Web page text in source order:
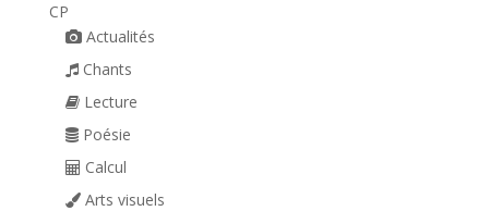
CP
Actualités
Chants
Lecture
Poésie
Calcul
Arts visuels